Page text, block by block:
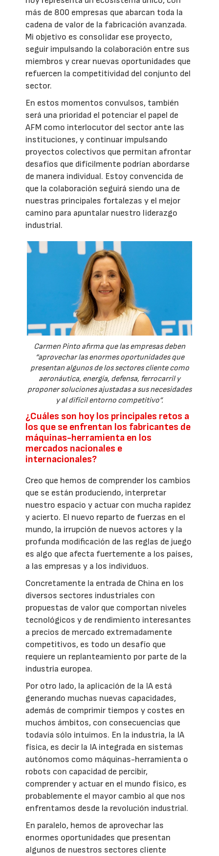
más de 800 empresas que abarcan toda la
cadena de valor de la fabricación avanzada.
Mi objetivo es consolidar ese proyecto,
seguir impulsando la colaboración entre sus
miembros y crear nuevas oportunidades que
refuercen la competitividad del conjunto del
sector.
En estos momentos convulsos, también
será una prioridad el potenciar el papel de
AFM como interlocutor del sector ante las
instituciones, y continuar impulsando
proyectos colectivos que permitan afrontar
desafíos que difícilmente podrían abordarse
de manera individual. Estoy convencida de
que la colaboración seguirá siendo una de
nuestras principales fortalezas y el mejor
camino para apuntalar nuestro liderazgo
industrial.
Carmen Pinto afirma que las empresas deben
“aprovechar las enormes oportunidades que
presentan algunos de los sectores cliente como
aeronáutica, energía, defensa, ferrocarril y
proponer soluciones ajustadas a sus necesidades
y al difícil entorno competitivo”.
¿Cuáles son hoy los principales retos a
los que se enfrentan los fabricantes de
máquinas-herramienta en los
mercados nacionales e
internacionales?
Creo que hemos de comprender los cambios
que se están produciendo, interpretar
nuestro espacio y actuar con mucha rapidez
y acierto. El nuevo reparto de fuerzas en el
mundo, la irrupción de nuevos actores y la
profunda modificación de las reglas de juego
es algo que afecta fuertemente a los países,
a las empresas y a los individuos.
Concretamente la entrada de China en los
diversos sectores industriales con
propuestas de valor que comportan niveles
tecnológicos y de rendimiento interesantes
a precios de mercado extremadamente
competitivos, es todo un desafío que
requiere un replanteamiento por parte de la
industria europea.
Por otro lado, la aplicación de la IA está
generando muchas nuevas capacidades,
además de comprimir tiempos y costes en
muchos ámbitos, con consecuencias que
todavía sólo intuimos. En la industria, la IA
física, es decir la IA integrada en sistemas
autónomos como máquinas-herramienta o
robots con capacidad de percibir,
comprender y actuar en el mundo físico, es
probablemente el mayor cambio al que nos
enfrentamos desde la revolución industrial.
En paralelo, hemos de aprovechar las
enormes oportunidades que presentan
algunos de nuestros sectores cliente